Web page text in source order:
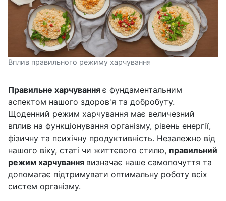
Вплив правильного режиму харчування
Правильне харчування є фундаментальним
аспектом нашого здоров'я та добробуту.
Щоденний режим харчування має величезний
вплив на функціонування організму, рівень енергії,
фізичну та психічну продуктивність. Незалежно від
нашого віку, статі чи життєвого стилю, правильний
режим харчування визначає наше самопочуття та
допомагає підтримувати оптимальну роботу всіх
систем організму.